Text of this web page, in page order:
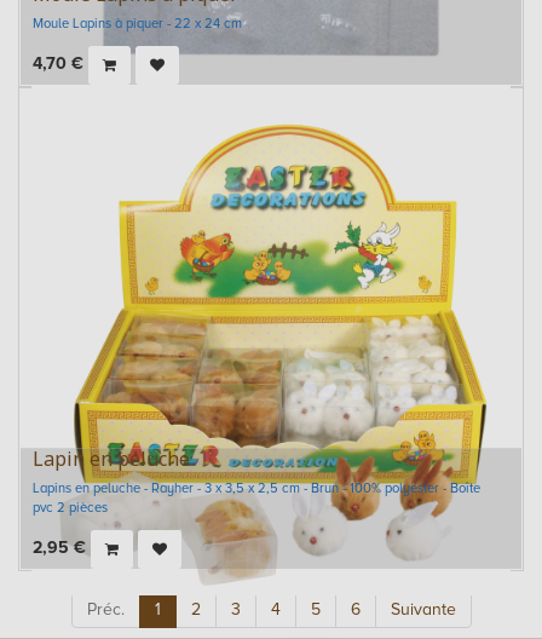
Moule Lapins à piquer - 22 x 24 cm
4,70 €
Lapin en peluche
Lapins en peluche - Rayher - 3 x 3,5 x 2,5 cm - Brun - 100% polyester - Boîte
pvc 2 pièces
2,95€
Préc. 1 2 3 4 5 6 Suivante